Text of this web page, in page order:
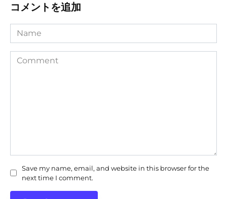
コメントを追加
Name
Comment
Save my name, email, and website in this browser for the
next time I comment.